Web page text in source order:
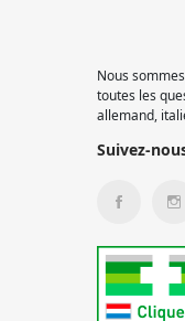
Nous
toutes les
allemand,
Suivez-